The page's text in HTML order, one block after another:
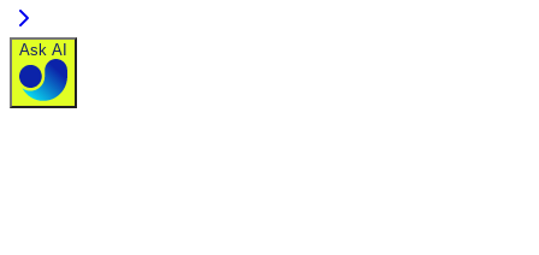
Ask AI